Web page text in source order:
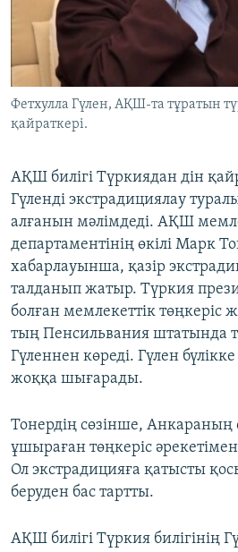
ЖАЗЫЛЫҢЫЗ
Басқа тілдерде
Фетхулла Гүлен, АҚШ-та тұратын
қайраткері.
АҚШ билігі Түркиядан дін
Гүленді экстрадициялау
алғанын мәлімдеді. АҚШ
департаментінің өкілі Марк
хабарлауынша, қазір
талданып жатыр. Түркия
болған мемлекеттік төңкеріс
тың Пенсильвания штатында
Гүленнен көреді. Гүлен
жоққа шығарады.
Тонердің сөзінше, Анкараның
ұшыраған төңкеріс
Ол экстрадицияға қатысты
беруден бас тартты.
АҚШ билігі Түркия билігінің